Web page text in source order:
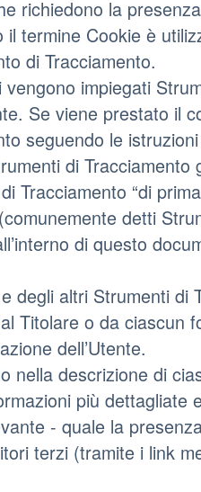
richiedono la
il termine Cookie è
di Tracciamento.
impiegati
Se viene prestato il
seguendo le
di
Tracciamento “di
detti
di questo
degli altri Strumenti di
Titolare o da ciascun
dell’Utente.
nella descrizione di
più dettagliate
- quale la
terzi (tramite i link